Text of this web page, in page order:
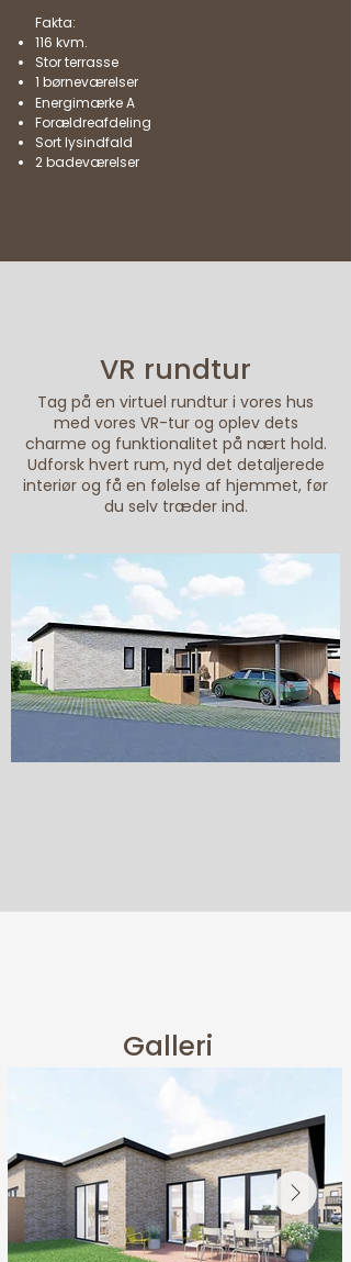
Fakta:
116 kvm.
Stor terrasse
1 børneværelser
Energimærke A
Forældreafdeling
Sort lysindfald
2 badeværelser
VR rundtur
Tag på en virtuel rundtur i vores hus
med vores VR-tur og oplev dets
charme og funktionalitet på nært hold.
Udforsk hvert rum, nyd det detaljerede
interiør og få en følelse af hjemmet, før
du selv træder ind.
Galleri